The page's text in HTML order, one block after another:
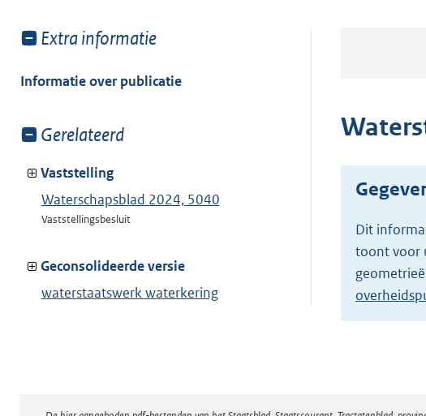
Toon
van:
Extra informatie
Informatie over publicatie
Toon
van:
Gerelateerd
Vaststelling
Waterschapsblad 2024, 5040
Vaststellingsbesluit
Geconsolideerde versie
waterstaatswerk waterkering
Dit
toont voor